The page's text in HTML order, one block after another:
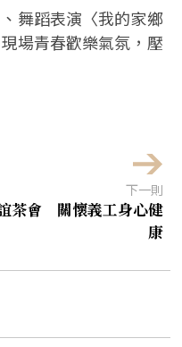
舞蹈表演〈我的家鄉
場青春歡樂氣氛，壓
下一則
茶會 關懷義工身心健
康